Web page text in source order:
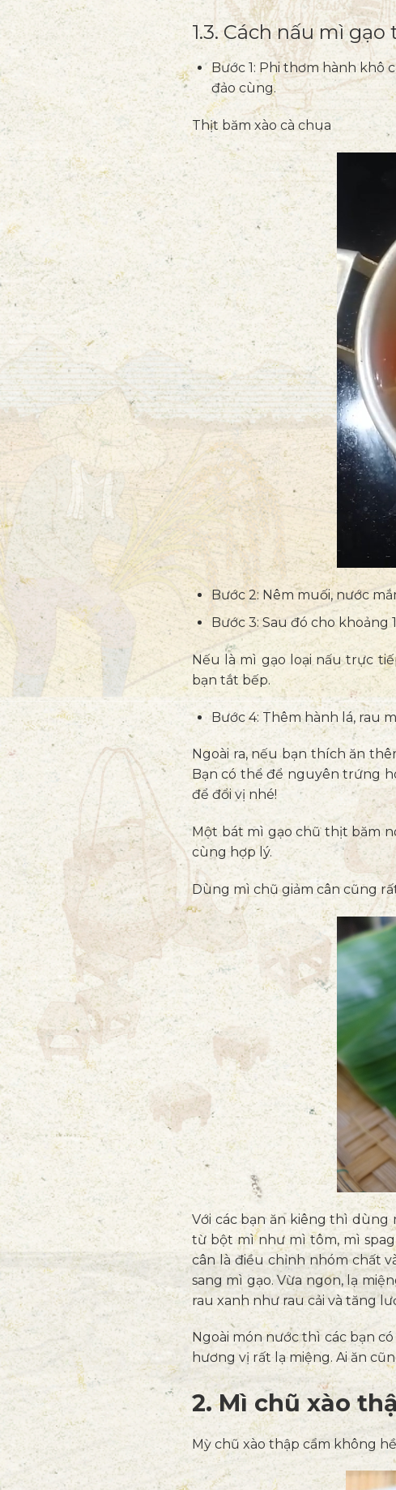
1.3. Cách nấu mì
Bước 1: Phi thơm hành khô
đảo cùng.
Thịt băm xào cà chua
Bước 2: Nêm muối, nước
Bước 3: Sau đó cho khoảng
Nếu là mì gạo loại nấu trực
bạn tắt bếp.
Bước 4: Thêm hành lá, rau
Ngoài ra, nếu bạn thích ăn
Bạn có thể để nguyên trứng
để đổi vị nhé!
Một bát mì gạo chũ thịt băm
cùng hợp lý.
Dùng mì chũ giảm cân cũng
Với các bạn ăn kiêng thì dùng
từ bột mì như mì tôm, mì
cân là điều chỉnh nhóm chất
sang mì gạo. Vừa ngon, lạ
rau xanh như rau cải và tăng
Ngoài món nước thì các bạn
hương vị rất lạ miệng. Ai ăn
2. Mì chũ xào
Mỳ chũ xào thập cẩm không